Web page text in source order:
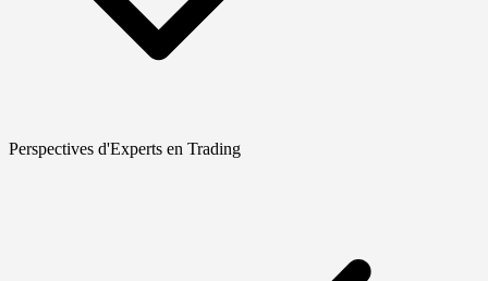
Perspectives d'Experts en Trading